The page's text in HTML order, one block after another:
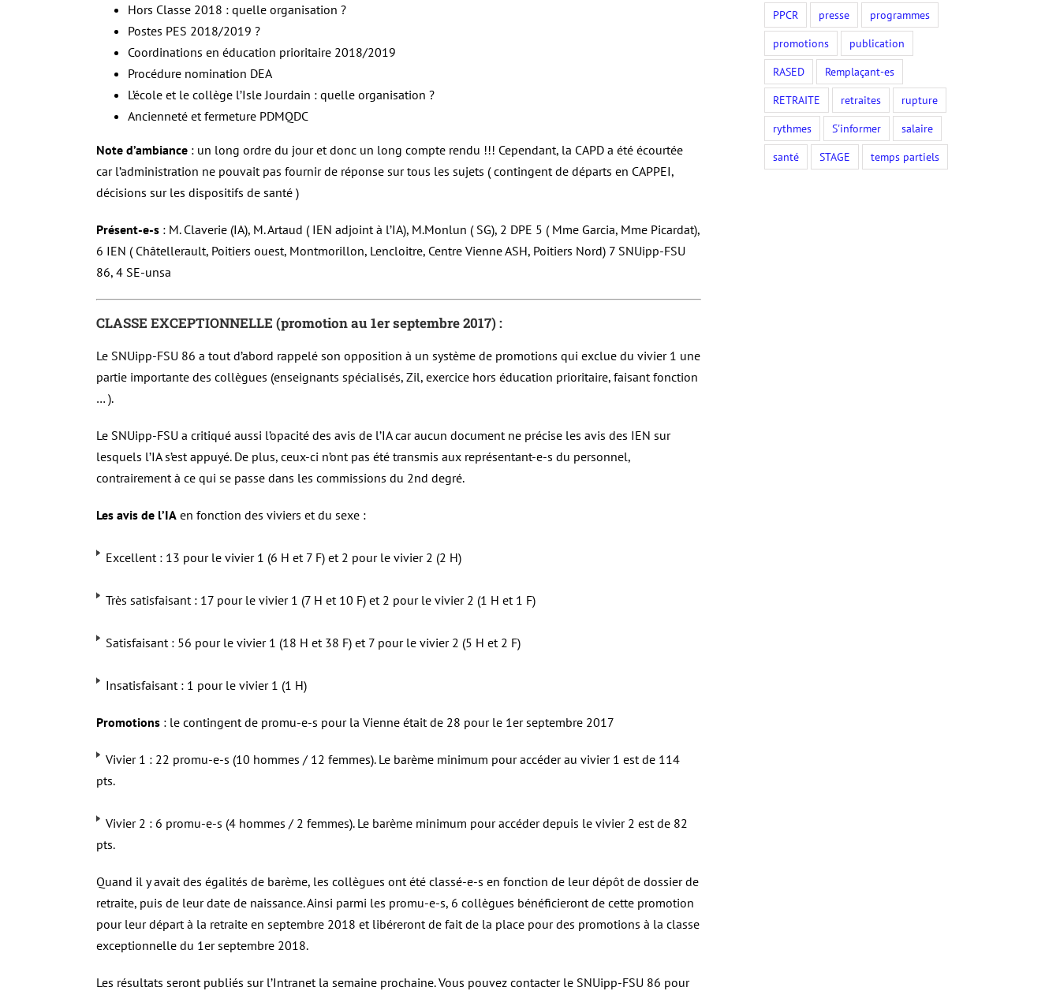
Hors Classe 2018 : quelle organisation ?
Postes PES 2018/2019 ?
Coordinations en éducation prioritaire 2018/2019
Procédure nomination DEA
L’école et le collège l’Isle Jourdain : quelle organisation ?
Ancienneté et fermeture PDMQDC
Note d’ambiance : un long ordre du jour et donc un long compte rendu !!! Cependant, la CAPD a été écourtée
car l’administration ne pouvait pas fournir de réponse sur tous les sujets ( contingent de départs en CAPPEI,
décisions sur les dispositifs de santé )
Présent-e-s : M. Claverie (IA), M. Artaud ( IEN adjoint à l’IA), M.Monlun ( SG), 2 DPE 5 ( Mme Garcia, Mme Picardat),
6 IEN ( Châtellerault, Poitiers ouest, Montmorillon, Lencloitre, Centre Vienne ASH, Poitiers Nord) 7 SNUipp-FSU
86, 4 SE-unsa
CLASSE EXCEPTIONNELLE (promotion au 1er septembre 2017) :
Le SNUipp-FSU 86 a tout d’abord rappelé son opposition à un système de promotions qui exclue du vivier 1 une
partie importante des collègues (enseignants spécialisés, Zil, exercice hors éducation prioritaire, faisant fonction
… ).
Le SNUipp-FSU a critiqué aussi l’opacité des avis de l’IA car aucun document ne précise les avis des IEN sur
lesquels l’IA s’est appuyé. De plus, ceux-ci n’ont pas été transmis aux représentant-e-s du personnel,
contrairement à ce qui se passe dans les commissions du 2nd degré.
Les avis de l’IA en fonction des viviers et du sexe :
Excellent : 13 pour le vivier 1 (6 H et 7 F) et 2 pour le vivier 2 (2 H)
Très satisfaisant : 17 pour le vivier 1 (7 H et 10 F) et 2 pour le vivier 2 (1 H et 1 F)
Satisfaisant : 56 pour le vivier 1 (18 H et 38 F) et 7 pour le vivier 2 (5 H et 2 F)
Insatisfaisant : 1 pour le vivier 1 (1 H)
Promotions : le contingent de promu-e-s pour la Vienne était de 28 pour le 1er septembre 2017
Vivier 1 : 22 promu-e-s (10 hommes / 12 femmes). Le barème minimum pour accéder au vivier 1 est de 114
pts.
Vivier 2 : 6 promu-e-s (4 hommes / 2 femmes). Le barème minimum pour accéder depuis le vivier 2 est de 82
pts.
Quand il y avait des égalités de barème, les collègues ont été classé-e-s en fonction de leur dépôt de dossier de
retraite, puis de leur date de naissance. Ainsi parmi les promu-e-s, 6 collègues bénéficieront de cette promotion
pour leur départ à la retraite en septembre 2018 et libéreront de fait de la place pour des promotions à la classe
exceptionnelle du 1er septembre 2018.
Les résultats seront publiés sur l’Intranet la semaine prochaine. Vous pouvez contacter le SNUipp-FSU 86 pour
PPCR
presse
programmes
promotions
publication
RASED
Remplaçant-es
RETRAITE
retraites
rupture
rythmes
S'informer
salaire
santé
STAGE temps partiels